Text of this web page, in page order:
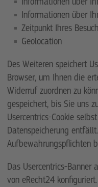
Informationen über
Zeitpunkt Ihres
Geolocation
Des Weiteren speichert
Browser, um Ihnen die
Widerruf zuordnen zu
gespeichert, bis Sie uns
Usercentrics-Cookie
Datenspeicherung
Aufbewahrungspflichten
Das Usercentrics-
von eRecht24